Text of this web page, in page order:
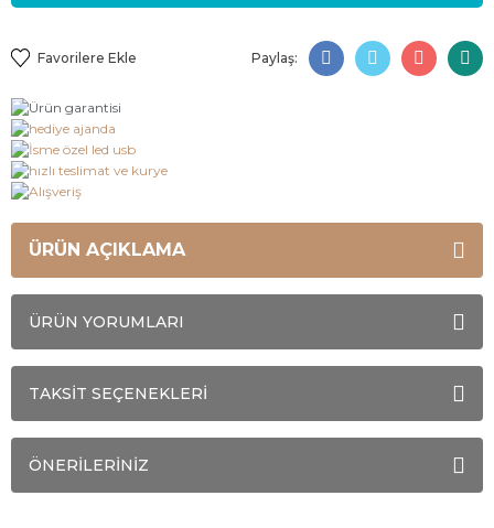
Paylaş:
ÜRÜN AÇIKLAMA
ÜRÜN YORUMLARI
TAKSİT SEÇENEKLERİ
ÖNERİLERİNİZ